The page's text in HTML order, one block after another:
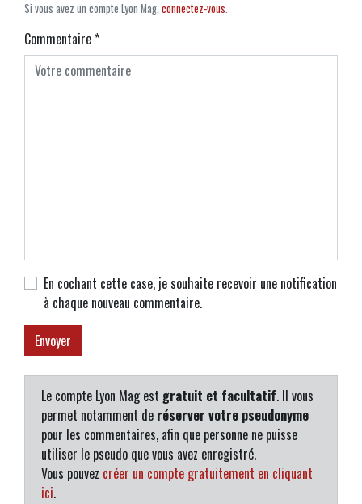
Si vous avez un compte Lyon Mag, connectez-vous.
Commentaire*
En cochant cette case, je souhaite recevoir une notification
à chaque nouveau commentaire.
Le compte Lyon Mag est gratuit et facultatif. Il vous
permet notamment de réserver votre pseudonyme
pour les commentaires, afin que personne ne puisse
utiliser le pseudo que vous avez enregistré.
Vous pouvez créer un compte gratuitement en cliquant
ici.